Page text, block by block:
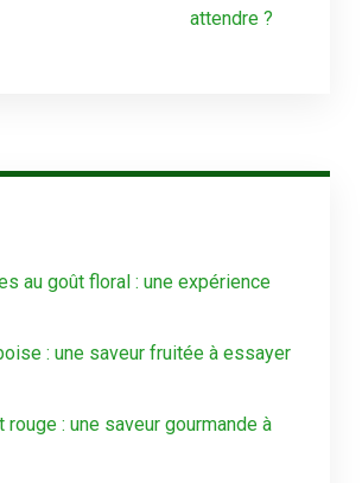
attendre ?
au goût floral : une expérience
: une saveur fruitée à essayer
rouge : une saveur gourmande à